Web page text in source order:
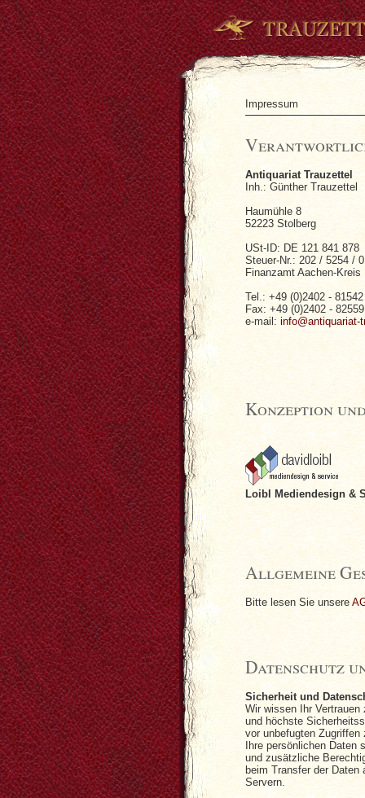
Impressum
Antiquariat Trauzettel
Inh.: Günther Trauzettel
Haumühle 8
52223 Stolberg
USt-ID: DE 121 841 878
Steuer-Nr.: 202 / 5254 /
Finanzamt Aachen-Kreis
Tel.: +49 (0)2402 - 81542
Fax: +49 (0)2402 - 82559
e-mail: info@antiquariat-
Konzeption
Loibl Mediendesign &
Allgemeine
Bitte lesen Sie unsere
Datenschutz
Sicherheit und
Wir wissen Ihr
und höchste
vor unbefugten Zugriffen
Ihre persönlichen Daten
und zusätzliche
beim Transfer der Daten
Servern.